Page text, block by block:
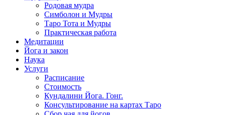
Родовая мудра
Симболон и Мудры
Таро Тота и Мудры
Практическая работа
Медитации
Йога и закон
Наука
Услуги
Расписание
Стоимость
Кундалини Йога. Гонг.
Консультирование на картах Таро